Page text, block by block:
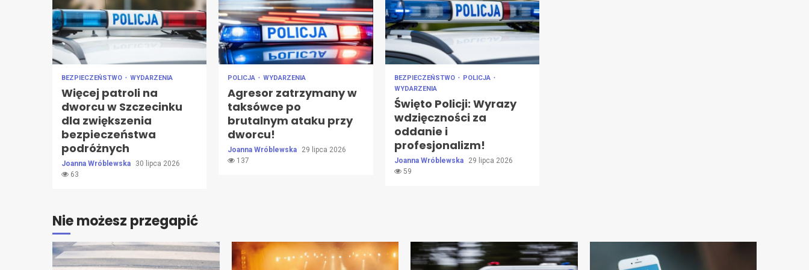
BEZPIECZEŃSTWO WYDARZENIA
Więcej patroli na
dworcu w Szczecinku
dla zwiększenia
bezpieczeństwa
podróżnych
Joanna Wróblewska
30 lipca 2026
63
POLICJA WYDARZENIA
Agresor zatrzymany w
taksówce po
brutalnym ataku przy
dworcu!
Joanna Wróblewska
29 lipca 2026
137
BEZPIECZEŃSTWO
POLICJA
WYDARZENIA
Święto Policji: Wyrazy
wdzięczności za
oddanie i
profesjonalizm!
Joanna Wróblewska
29 lipca 2026
59
Nie możesz przegapić